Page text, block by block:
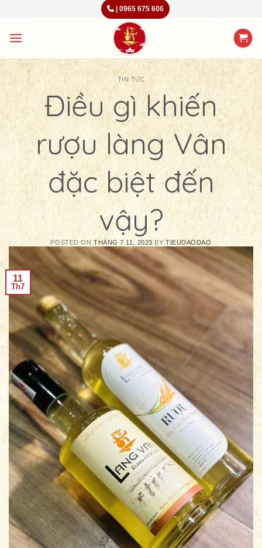
content
| 0965 675 606
TIN TỨC
Điều gì khiến
rượu làng Vân
đặc biệt đến
vậy?
POSTED ON THÁNG 7 11, 2023 BYTIEUDAODAO
11
Th7